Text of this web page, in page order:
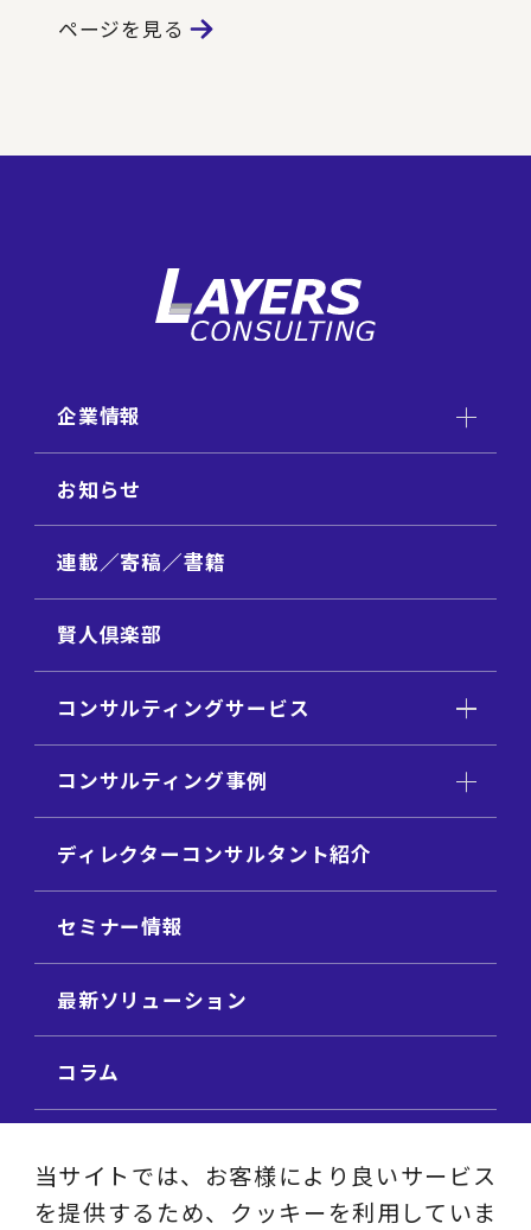
ページを見る
企業情報
お知らせ
連載／寄稿／書籍
賢人倶楽部
コンサルティングサービス
コンサルティング事例
ディレクターコンサルタント紹介
セミナー情報
最新ソリューション
コラム
ビジネステーマ解説集
当サイトでは、お客様により良いサービス
を提供するため、クッキーを利用していま